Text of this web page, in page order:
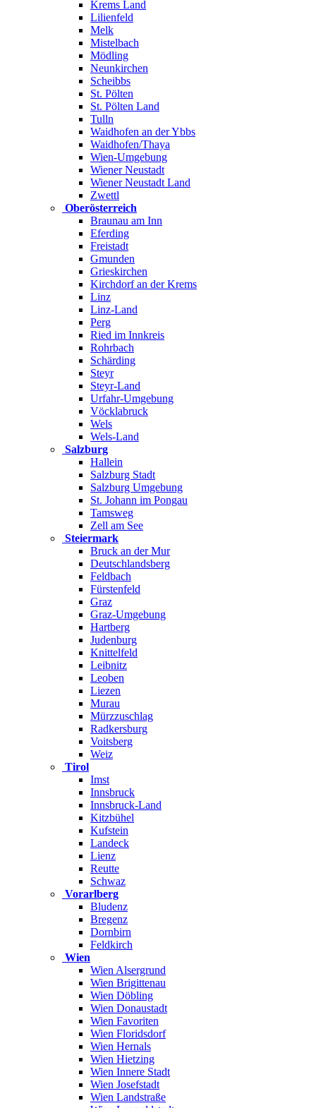
Krems Land
Lilienfeld
Melk
Mistelbach
Mödling
Neunkirchen
Scheibbs
St. Pölten
St. Pölten Land
Tulln
Waidhofen an der Ybbs
Waidhofen/Thaya
Wien-Umgebung
Wiener Neustadt
Wiener Neustadt Land
Zwettl
Oberösterreich
Braunau am Inn
Eferding
Freistadt
Gmunden
Grieskirchen
Kirchdorf an der Krems
Linz
Linz-Land
Perg
Ried im Innkreis
Rohrbach
Schärding
Steyr
Steyr-Land
Urfahr-Umgebung
Vöcklabruck
Wels
Wels-Land
Salzburg
Hallein
Salzburg Stadt
Salzburg Umgebung
St. Johann im Pongau
Tamsweg
Zell am See
Steiermark
Bruck an der Mur
Deutschlandsberg
Feldbach
Fürstenfeld
Graz
Graz-Umgebung
Hartberg
Judenburg
Knittelfeld
Leibnitz
Leoben
Liezen
Murau
Mürzzuschlag
Radkersburg
Voitsberg
Weiz
Tirol
Imst
Innsbruck
Innsbruck-Land
Kitzbühel
Kufstein
Landeck
Lienz
Reutte
Schwaz
Vorarlberg
Bludenz
Bregenz
Dornbirn
Feldkirch
Wien
Wien Alsergrund
Wien Brigittenau
Wien Döbling
Wien Donaustadt
Wien Favoriten
Wien Floridsdorf
Wien Hernals
Wien Hietzing
Wien Innere Stadt
Wien Josefstadt
Wien Landstraße